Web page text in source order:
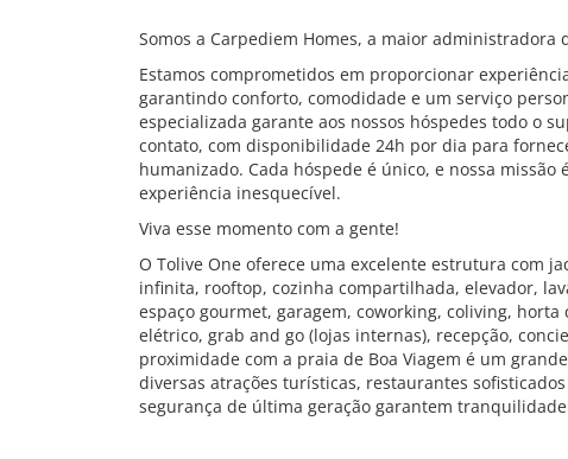
Somos a Carpediem Homes, a maior
Estamos comprometidos em proporcionar
garantindo conforto, comodidade e um serviço
especializada garante aos nossos hóspedes todo o
contato, com disponibilidade 24h por dia para
humanizado. Cada hóspede é único, e nossa
experiência inesquecível.
Viva esse momento com a gente!
O Tolive One oferece uma excelente estrutura com
infinita, rooftop, cozinha compartilhada, elevador,
espaço gourmet, garagem, coworking, coliving,
elétrico, grab and go (lojas internas), recepção,
proximidade com a praia de Boa Viagem é um
diversas atrações turísticas, restaurantes
segurança de última geração garantem